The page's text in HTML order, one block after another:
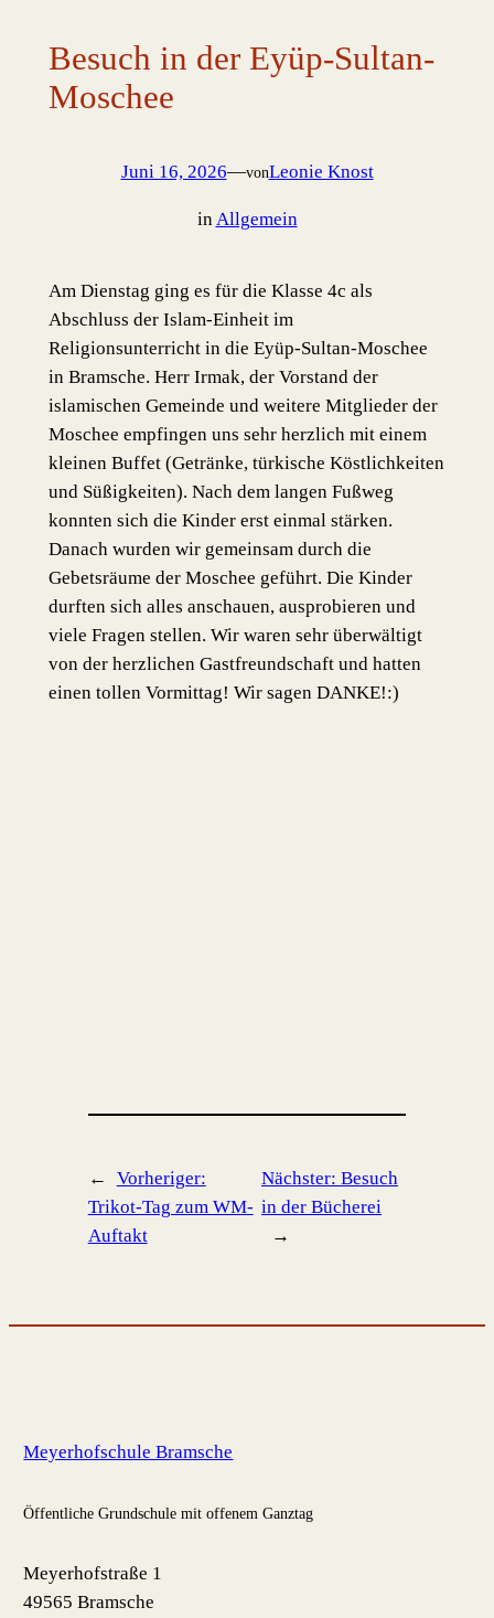
Besuch in der Eyüp-Sultan-
Moschee
Juni 16, 2026—vonLeonie Knost
in Allgemein
Am Dienstag ging es für die Klasse 4c als
Abschluss der Islam-Einheit im
Religionsunterricht in die Eyüp-Sultan-Moschee
in Bramsche. Herr Irmak, der Vorstand der
islamischen Gemeinde und weitere Mitglieder der
Moschee empfingen uns sehr herzlich mit einem
kleinen Buffet (Getränke, türkische Köstlichkeiten
und Süßigkeiten). Nach dem langen Fußweg
konnten sich die Kinder erst einmal stärken.
Danach wurden wir gemeinsam durch die
Gebetsräume der Moschee geführt. Die Kinder
durften sich alles anschauen, ausprobieren und
viele Fragen stellen. Wir waren sehr überwältigt
von der herzlichen Gastfreundschaft und hatten
einen tollen Vormittag! Wir sagen DANKE!:)
←
Vorheriger:
Trikot-Tag zum WM-
Auftakt
Nächster: Besuch
in der Bücherei
→
Meyerhofschule Bramsche
Öffentliche Grundschule mit offenem Ganztag
Meyerhofstraße 1
49565 Bramsche